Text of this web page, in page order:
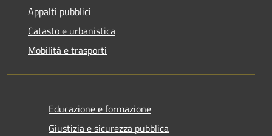
Appalti pubblici
Catasto e urbanistica
Mobilità e trasporti
Educazione e formazione
Giustizia e sicurezza pubblica